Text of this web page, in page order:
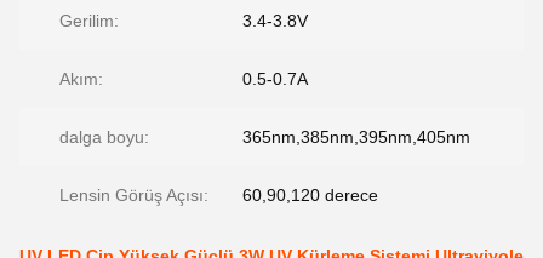
Gerilim: 3.4-3.8V
Akım: 0.5-0.7A
dalga boyu: 365nm,385nm,395nm,405nm
Lensin Görüş Açısı: 60,90,120 derece